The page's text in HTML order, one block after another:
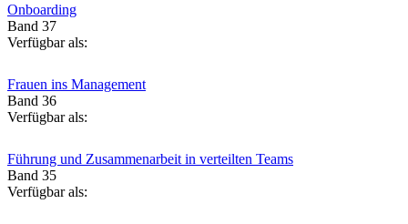
Onboarding
Band 37
Verfügbar als:
Frauen ins Management
Band 36
Verfügbar als:
Führung und Zusammenarbeit in verteilten Teams
Band 35
Verfügbar als: